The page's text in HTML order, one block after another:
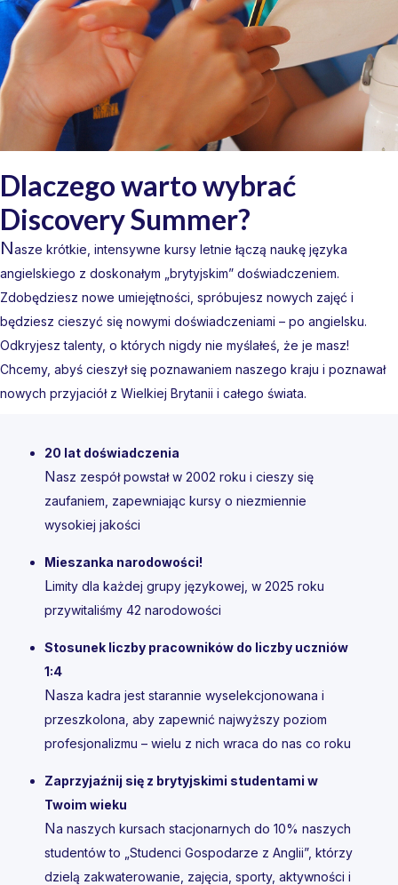
Dlaczego warto wybrać
Discovery Summer?
Nasze krótkie, intensywne kursy letnie łączą naukę języka
angielskiego z doskonałym „brytyjskim” doświadczeniem.
Zdobędziesz nowe umiejętności, spróbujesz nowych zajęć i
będziesz cieszyć się nowymi doświadczeniami – po angielsku.
Odkryjesz talenty, o których nigdy nie myślałeś, że je masz!
Chcemy, abyś cieszył się poznawaniem naszego kraju i poznawał
nowych przyjaciół z Wielkiej Brytanii i całego świata.
20 lat doświadczenia
Nasz zespół powstał w 2002 roku i cieszy się
zaufaniem, zapewniając kursy o niezmiennie
wysokiej jakości
Mieszanka narodowości!
Limity dla każdej grupy językowej, w 2025 roku
przywitaliśmy 42 narodowości
Stosunek liczby pracowników do liczby uczniów
1:4
Nasza kadra jest starannie wyselekcjonowana i
przeszkolona, ​​aby zapewnić najwyższy poziom
profesjonalizmu – wielu z nich wraca do nas co roku
Zaprzyjaźnij się z brytyjskimi studentami w
Twoim wieku
Na naszych kursach stacjonarnych do 10% naszych
studentów to „Studenci Gospodarze z Anglii”, którzy
dzielą zakwaterowanie, zajęcia, sporty, aktywności i